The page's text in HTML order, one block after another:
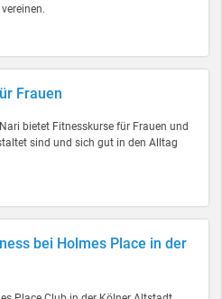
Frauen
bietet Fitnesskurse für Frauen und
sind und sich gut in den Alltag
bei Holmes Place in der